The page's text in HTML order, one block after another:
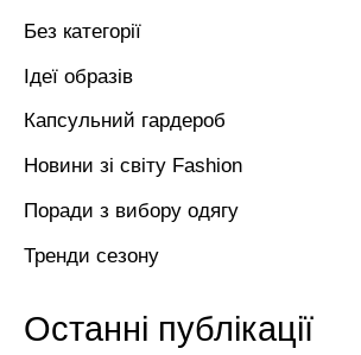
Без категорії
Ідеї образів
Капсульний гардероб
Новини зі світу Fashion
Поради з вибору одягу
Тренди сезону
Останні публікації